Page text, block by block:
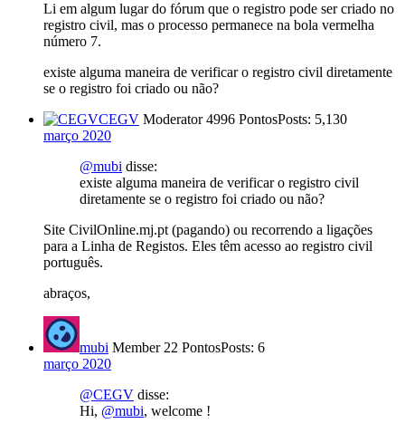
Li em algum lugar do fórum que o registro pode ser criado no
registro civil, mas o processo permanece na bola vermelha
número 7.
existe alguma maneira de verificar o registro civil diretamente
se o registro foi criado ou não?
CEGV Moderator 4996 PontosPosts: 5,130
março 2020
@mubi disse:
existe alguma maneira de verificar o registro civil
diretamente se o registro foi criado ou não?
Site CivilOnline.mj.pt (pagando) ou recorrendo a ligações
para a Linha de Registos. Eles têm acesso ao registro civil
português.
abraços,
mubi Member 22 PontosPosts: 6
março 2020
@CEGV disse:
Hi, @mubi, welcome !